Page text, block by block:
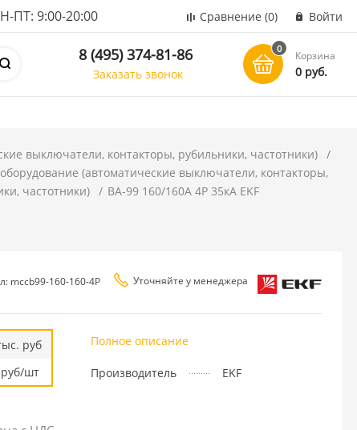
ПТ: 9:00-20:00 Сравнение (0) Войти
8 (495) 374-81-86
Заказать звонок
0
Корзина
0 руб.
выключатели, контакторы, рубильники, частотники)
(автоматические выключатели, контакторы,
частотники) ВА-99 160/160А 4P 35кА EKF
mccb99-160-160-4P Уточняйте у менеджера
руб
руб/шт
Полное описание
Производитель EKF